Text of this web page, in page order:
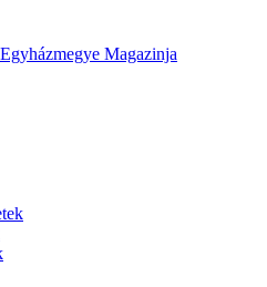
Magazinja